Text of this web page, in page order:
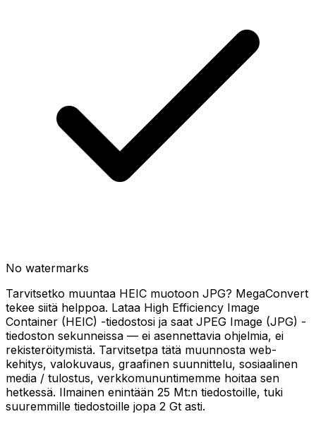
No watermarks
Tarvitsetko muuntaa HEIC muotoon JPG? MegaConvert
tekee siitä helppoa. Lataa High Efficiency Image
Container (HEIC) -tiedostosi ja saat JPEG Image (JPG) -
tiedoston sekunneissa — ei asennettavia ohjelmia, ei
rekisteröitymistä. Tarvitsetpa tätä muunnosta web-
kehitys, valokuvaus, graafinen suunnittelu, sosiaalinen
media / tulostus, verkkomununtimemme hoitaa sen
hetkessä. Ilmainen enintään 25 Mt:n tiedostoille, tuki
suuremmille tiedostoille jopa 2 Gt asti.